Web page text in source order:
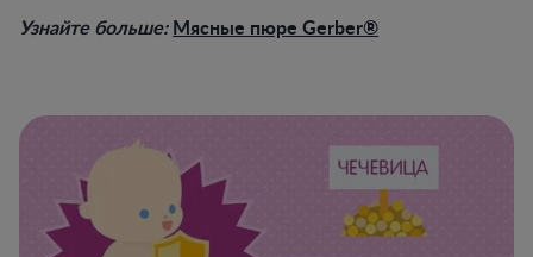
Узнайте больше:Мясные пюре Gerber®